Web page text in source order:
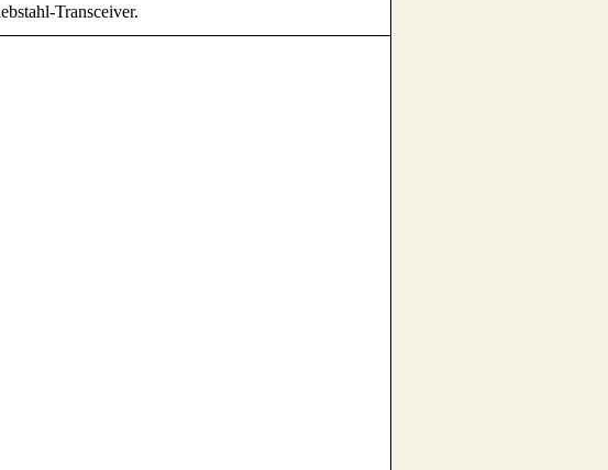
Transceiver.